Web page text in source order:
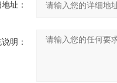
址：
明：